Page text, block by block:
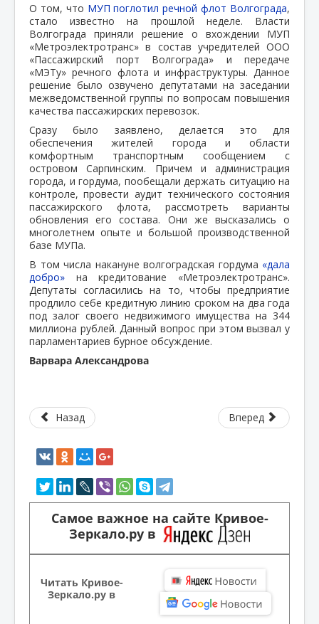
О том, что МУП поглотил речной флот Волгограда,
стало известно на прошлой неделе. Власти
Волгограда приняли решение о вхождении МУП
«Метроэлектротранс» в состав учредителей ООО
«Пассажирский порт Волгограда» и передаче
«МЭТу» речного флота и инфраструктуры. Данное
решение было озвучено депутатами на заседании
межведомственной группы по вопросам повышения
качества пассажирских перевозок.
Сразу было заявлено, делается это для
обеспечения жителей города и области
комфортным транспортным сообщением с
островом Сарпинским. Причем и администрация
города, и гордума, пообещали держать ситуацию на
контроле, провести аудит технического состояния
пассажирского флота, рассмотреть варианты
обновления его состава. Они же высказались о
многолетнем опыте и большой производственной
базе МУПа.
В том числа накануне волгоградская гордума «дала
добро» на кредитование «Метроэлектротранс».
Депутаты согласились на то, чтобы предприятие
продлило себе кредитную линию сроком на два года
под залог своего недвижимого имущества на 344
миллиона рублей. Данный вопрос при этом вызвал у
парламентариев бурное обсуждение.
Варвара Александрова
Назад Вперед
Самое важное на сайте Кривое-
Зеркало.ру в
Читать Кривое-
Зеркало.ру в